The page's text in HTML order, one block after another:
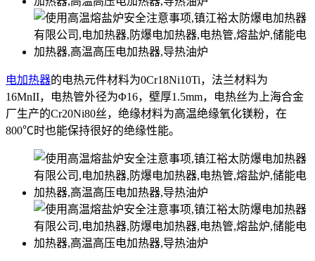
电加热器的电热元件材料为0Cr18Ni10Ti，法兰材料为
16MnII，电热管外径为Φ16，壁厚1.5mm，电热丝为上海合金
厂生产的Cr20Ni80丝，绝缘材料为高温绝缘氧化镁粉，在
800℃时也能保持很好的绝缘性能。